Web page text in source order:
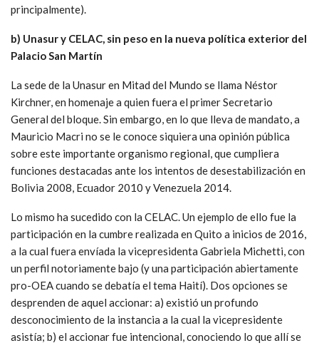
principalmente).
b) Unasur y CELAC, sin peso en la nueva política exterior del
Palacio San Martín
La sede de la Unasur en Mitad del Mundo se llama Néstor
Kirchner, en homenaje a quien fuera el primer Secretario
General del bloque. Sin embargo, en lo que lleva de mandato, a
Mauricio Macri no se le conoce siquiera una opinión pública
sobre este importante organismo regional, que cumpliera
funciones destacadas ante los intentos de desestabilización en
Bolivia 2008, Ecuador 2010 y Venezuela 2014.
Lo mismo ha sucedido con la CELAC. Un ejemplo de ello fue la
participación en la cumbre realizada en Quito a inicios de 2016,
a la cual fuera envíada la vicepresidenta Gabriela Michetti, con
un perfil notoriamente bajo (y una participación abiertamente
pro-OEA cuando se debatía el tema Haití). Dos opciones se
desprenden de aquel accionar: a) existió un profundo
desconocimiento de la instancia a la cual la vicepresidente
asistía; b) el accionar fue intencional, conociendo lo que allí se